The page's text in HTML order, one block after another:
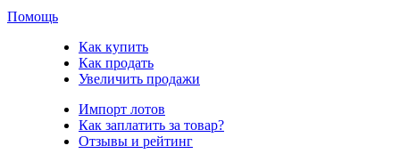
Помощь
Как купить
Как продать
Увеличить продажи
Импорт лотов
Как заплатить за товар?
Отзывы и рейтинг